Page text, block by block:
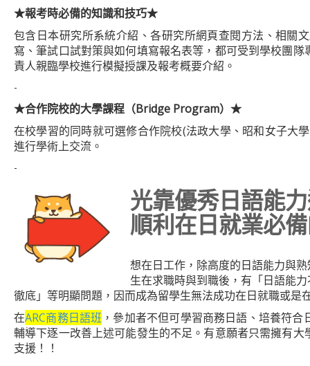
★報考時必備的知識和技巧★
包含日本研究所系統介紹、各研究所網頁查閱方法、相關
寫、筆試口試對策與如何填寫報名表等，都可受到學校團
責人親臨學校進行模擬授課及報考概要介紹。
-
★合作院校的大學課程（Bridge Program）★
在校學習的同時就可選修合作院校(法政大學、昭和女子大
進行學術上交流。
-
光靠優秀日語能
順利在日就業
想在日工作，除高度的日語能力與
生在求職時與到職後，有「日語能
徹底」等明顯問題，因而成為留學生無法成功在日就職或是
在ARC商務日語班 ，參加者不但可學習商務日語、培養符
輔導下逐一改善上述可能發生的不足。有意願者只需擁有
支援！！